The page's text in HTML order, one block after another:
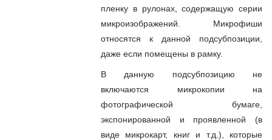
пленку в рулонах, содержащую серии
микроизображений. Микрофиши
относятся к данной подсубпозиции,
даже если помещены в рамку.
В данную подсубпозицию не
включаются микрокопии на
фотографической бумаге,
экспонированной и проявленной (в
виде микрокарт, книг и т.д.), которые